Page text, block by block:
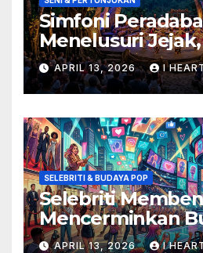
Simfoni
Menelusuri
dan Masa Depan
Pertunjukan
APRIL 13, 2026 I
SELEBRITI & BUDAYA POP
Selebriti
Mencerminkan
Populer di Era
APRIL 13, 2026 I